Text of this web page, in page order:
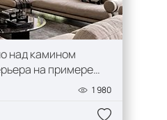
над камином
на примере
1 980